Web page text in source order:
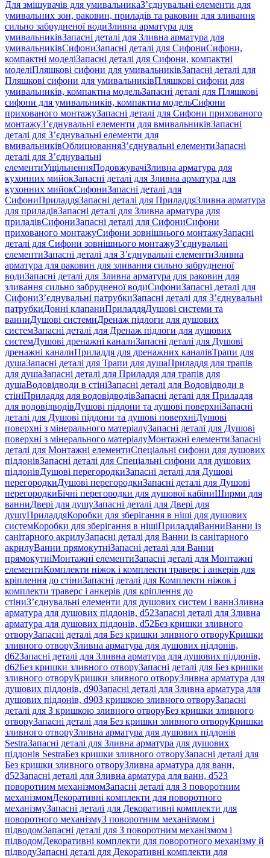
Для змішувачів для умивальникаЗ’єднувальні елементи для
умивальних зон, раковин, приладів та раковин для зливання
сильно забрудненої водиЗливна арматура для
умивальниківЗапасні деталі для Зливна арматура для
умивальниківСифониЗапасні деталі для СифониСифони,
компактні моделіЗапасні деталі для Сифони, компактні
моделіПляшкові сифони для умивальниківЗапасні деталі для
Пляшкові сифони для умивальниківПляшкові сифони для
умивальників, компактна модельЗапасні деталі для Пляшкові
сифони для умивальників, компактна модельСифони
прихованого монтажуЗапасні деталі для Сифони прихованого
монтажуЗ’єднувальні елементи для вмивальниківЗапасні
деталі для З’єднувальні елементи для
вмивальниківОблицюванняЗ’єднувальні елементиЗапасні
деталі для З’єднувальні
елементиУщільненняПодовжувачіЗливна арматура для
кухонних мийокЗапасні деталі для Зливна арматура для
кухонних мийокСифониЗапасні деталі для
СифониПриладдяЗапасні деталі для ПриладдяЗливна арматура
для приладівЗапасні деталі для Зливна арматура для
приладівСифониЗапасні деталі для СифониСифони
прихованого монтажуСифони зовнішнього монтажуЗапасні
деталі для Сифони зовнішнього монтажуЗ’єднувальні
елементиЗапасні деталі для З’єднувальні елементиЗливна
арматура для раковин для зливання сильно забрудненої
водиЗапасні деталі для Зливна арматура для раковин для
зливання сильно забрудненої водиСифониЗапасні деталі для
СифониЗ’єднувальні патрубкиЗапасні деталі для З’єднувальні
патрубкиДонні клапаниПриладдяДушові системи та
ванниДушові системиДренаж підлоги для душових
системЗапасні деталі для Дренаж підлоги для душових
системДушові дренажні каналиЗапасні деталі для Душові
дренажні каналиПриладдя для дренажних каналівТрапи для
душаЗапасні деталі для Трапи для душаПриладдя для трапів
для душаЗапасні деталі для Приладдя для трапів для
душаВодовідводи в стініЗапасні деталі для Водовідводи в
стініПриладдя для водовідводівЗапасні деталі для Приладдя
для водовідводівДушові піддони та душові поверхніЗапасні
деталі для Душові піддони та душові поверхніДушові
поверхні з мінерального матеріалуЗапасні деталі для Душові
поверхні з мінерального матеріалуМонтажні елементиЗапасні
деталі для Монтажні елементиСпеціальні сифони для душових
піддонівЗапасні деталі для Спеціальні сифони для душових
піддонівДушові перегородкиЗапасні деталі для Душові
перегородкиДушові перегородкиЗапасні деталі для Душові
перегородкиБічні перегородки для душової кабіниШирми для
ванниДвері для душуЗапасні деталі для Двері для
душуПриладдяКоробки для зберігання в ніші для душових
системКоробки для зберігання в нішіПриладдяВанниВанни із
санітарного акрилуЗапасні деталі для Ванни із санітарного
акрилуВанни прямокутніЗапасні деталі для Ванни
прямокутніМонтажні елементиЗапасні деталі для Монтажні
елементиКомплекти ніжок і комплекти траверс і анкерів для
кріплення до стіниЗапасні деталі для Комплекти ніжок і
комплекти траверс і анкерів для кріплення до
стіниЗ’єднувальні елементи для душових систем і ваннЗливна
арматура для душових піддонів, d52Запасні деталі для Зливна
арматура для душових піддонів, d52Без кришки зливного
отворуЗапасні деталі для Без кришки зливного отворуКришки
зливного отворуЗливна арматура для душових піддонів,
d62Запасні деталі для Зливна арматура для душових піддонів,
d62Без кришки зливного отворуЗапасні деталі для Без кришки
зливного отворуКришки зливного отворуЗливна арматура для
душових піддонів, d90Запасні деталі для Зливна арматура для
душових піддонів, d90З кришкою зливного отворуЗапасні
деталі для З кришкою зливного отворуБез кришки зливного
отворуЗапасні деталі для Без кришки зливного отворуКришки
зливного отворуЗливна арматура для душових піддонів
SestraЗапасні деталі для Зливна арматура для душових
піддонів SestraБез кришки зливного отворуЗапасні деталі для
Без кришки зливного отворуЗливна арматура для ванн,
d52Запасні деталі для Зливна арматура для ванн, d52З
поворотним механізмомЗапасні деталі для З поворотним
механізмомДекоративні комплекти для поворотного
механізмуЗапасні деталі для Декоративні комплекти для
поворотного механізмуЗ поворотним механізмом і
підводомЗапасні деталі для З поворотним механізмом і
підводомДекоративні комплекти для поворотного механізму й
підводуЗапасні деталі для Декоративні комплекти для